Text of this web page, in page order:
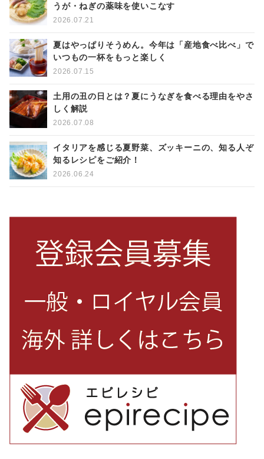
うが・ねぎの薬味を使いこなす
2026.07.21
夏はやっぱりそうめん。今年は「産地食べ比べ」で
いつもの一杯をもっと楽しく
2026.07.15
土用の丑の日とは？夏にうなぎを食べる理由をやさ
しく解説
2026.07.08
イタリアを感じる夏野菜、ズッキーニの、知る人ぞ
知るレシピをご紹介！
2026.06.24